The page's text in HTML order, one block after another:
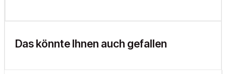
Das könnte Ihnen auch gefallen